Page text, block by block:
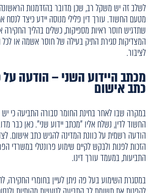
לשלב זה יש משקל רב, שכן מדובר בהזדמנות
מטעם החשוד. עורך דין פלילי מנוסה יידע כיצד לנסח
שתדגיש חוסר ראיות מספיקות, כשלים בהליך החקירה
המצדיקות סגירת התיק בעילה של חוסר אשמה או לכל
לציבור.
מכתב היידוע השני – הודעה על
כתב אישום
במקרה שבו לאחר בחינת החומר סבורה התביעה כי
החשוד לדין, נשלח אליו "מכתב יידוע שני". כאן כבר
הודעה רשמית על כוונת המדינה להגיש כתב אישום.
הזכות לפנות ולבקש לקיים שימוע פרונטלי במשרדי
התביעות, במעמד עורך דינו.
במסגרת השימוע בעל פה ניתן לעיין בחומרי החקירה,